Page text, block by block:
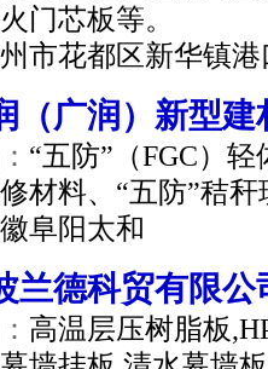
门芯板等。
市花都区新华镇
（广润）新型
“五防”（FGC）
材料、“五防”秸
阜阳太和
兰德科贸有限公
高温层压树脂板